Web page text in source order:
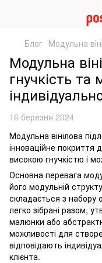
Блог Модульна
Модульна
гнучкість та
16 березня 2024
Модульна вінілова
інноваційне покриття
високою гнучкістю і
Основна перевага
його модульній
складається з набору
легко зібрані разом,
малюнки або
можливості для
відповідають
клієнта.